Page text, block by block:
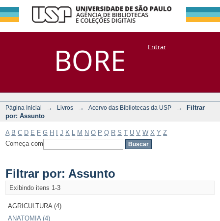
BORE
Filtrar por:
Assunto
DSpace/Manakin + CoriscoEntrar
Página Inicial → Livros → Acervo das Bibliotecas da USP →
Filtrar
por: Assunto
A B C D E F G H J K M N O P Q R S T U V W X Y Z
Começa com
Filtrar por: Assunto
Exibindo itens 1-3
AGRICULTURA (4)
ANATOMIA (4)